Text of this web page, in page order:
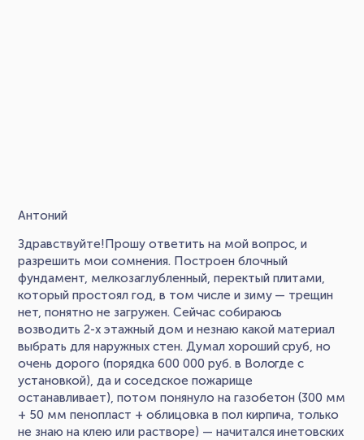
Антоний
Здравствуйте!Прошу ответить на мой вопрос, и
разрешить мои сомнения. Построен блочный
фундамент, мелкозаглубленный, перектый плитами,
который простоял год, в том числе и зиму — трещин
нет, понятно не загружен. Сейчас собираюсь
возводить 2-х этажный дом и незнаю какой материал
выбрать для наружных стен. Думал хороший сруб, но
очень дорого (порядка 600 000 руб. в Вологде с
установкой), да и соседское пожарище
останавливает), потом понянуло на газобетон (300 мм
+ 50 мм пенопласт + облицовка в пол кирпича, только
не знаю на клею или растворе) — начитался инетовских